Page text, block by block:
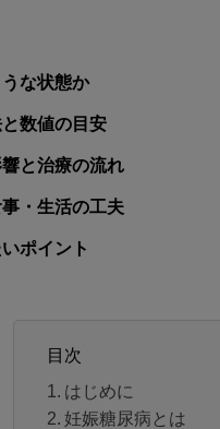
な状態か
数値の目安
と治療の流れ
・生活の工夫
ポイント
目次
はじめに
妊娠糖尿病とは